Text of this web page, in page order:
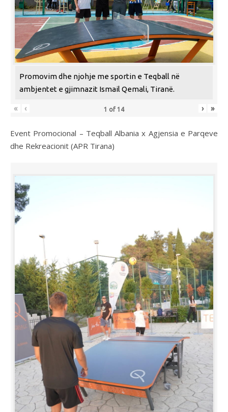
Promovim dhe njohje me sportin e Teqball në
ambjentet e gjimnazit Ismail Qemali, Tiranë.
« ‹ 1 of 14 › »
Event Promocional – Teqball Albania x Agjensia e Parqeve
dhe Rekreacionit (APR Tirana)